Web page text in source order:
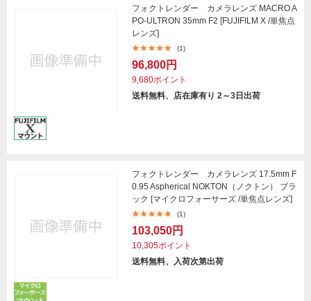
フォクトレンダー カメラレンズ MACRO A
PO-ULTRON 35mm F2 [FUJIFILM X /単焦点
レンズ]
(1)
96,800円
9,680ポイント
送料無料、店在庫有り 2～3日出荷
フォクトレンダー カメラレンズ 17.5mm F
0.95 Aspherical NOKTON（ノクトン） ブラ
ック [マイクロフォーサーズ /単焦点レンズ]
(1)
103,050円
10,305ポイント
送料無料、入荷次第出荷